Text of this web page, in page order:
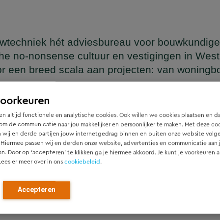
altijd functionele en analytische cookies. Ook willen we cookies plaatsen en
de communicatie naar jou makkelijker en persoonlijker te maken. Met deze
wij en derde partijen jouw internetgedrag binnen en buiten onze website
passen wij en derden onze website, advertenties en communicatie aan
Door op ‘accepteren’ te klikken ga je hiermee akkoord. Je kunt je voorkeuren
er meer over in onscookiebeleid.
Accepteren
hét adviesbureau voor bouwkundige
no-nonsense cultuur en vestigingen in
een breed scala aan projecten: van
die naadloos aansluit op het architectonische ontwerp,
en denken vanaf het eerste moment actief mee met alle
als constructeur zo vroeg mogelijk in de ontwerpfase
constructies — voor zowel nieuwbouw als